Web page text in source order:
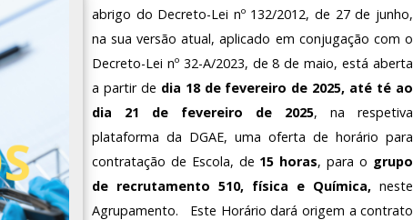
abrigo do Decreto-Lei nº 132/2012, de 27 de junho,
na sua versão atual, aplicado em conjugação com o
Decreto-Lei nº 32-A/2023, de 8 de maio, está aberta
a partir de dia 18 de fevereiro de 2025, até té ao
dia 21 de fevereiro de 2025, na respetiva
plataforma da DGAE, uma oferta de horário para
contratação de Escola, de 15 horas, para o grupo
de recrutamento 510, física e Química, neste
Agrupamento. Este Horário dará origem a contrato